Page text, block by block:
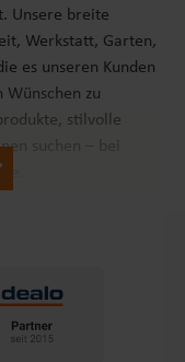
Unsere breite
Werkstatt, Garten,
es unseren Kunden
zu
stilvolle
suchen – bei
und Garten“ ist es
in Europa so
unsere